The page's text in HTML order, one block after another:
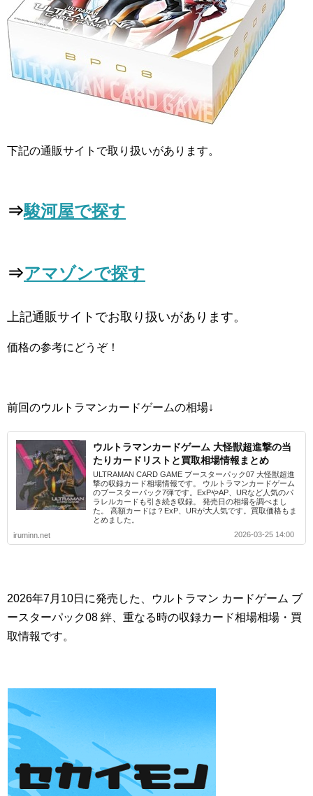
下記の通販サイトで取り扱いがあります。
⇒駿河屋で探す
⇒アマゾンで探す
上記通販サイトでお取り扱いがあります。
価格の参考にどうぞ！
前回のウルトラマンカードゲームの相場↓
ウルトラマンカードゲーム 大怪獣超進撃の当
たりカードリストと買取相場情報まとめ
ULTRAMAN CARD GAME ブースターパック07 大怪獣超進
撃の収録カード相場情報です。 ウルトラマンカードゲーム
のブースターパック7弾です。ExPやAP、URなど人気のパ
ラレルカードも引き続き収録。 発売日の相場を調べまし
た。 高額カードは？ExP、URが大人気です。買取価格もま
とめました。
iruminn.net
2026-03-25 14:00
2026年7月10日に発売した、ウルトラマン カードゲーム ブ
ースターパック08 絆、重なる時の収録カード相場相場・買
取情報です。